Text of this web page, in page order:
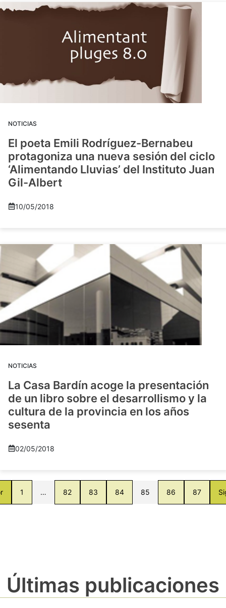
NOTICIAS
El poeta Emili Rodríguez-Bernabeu
protagoniza una nueva sesión del ciclo
‘Alimentando Lluvias’ del Instituto Juan
Gil-Albert
10/05/2018
NOTICIAS
La Casa Bardín acoge la presentación
de un libro sobre el desarrollismo y la
cultura de la provincia en los años
sesenta
02/05/2018
1 … 82 83 84 85 86 87
Últimas publicaciones